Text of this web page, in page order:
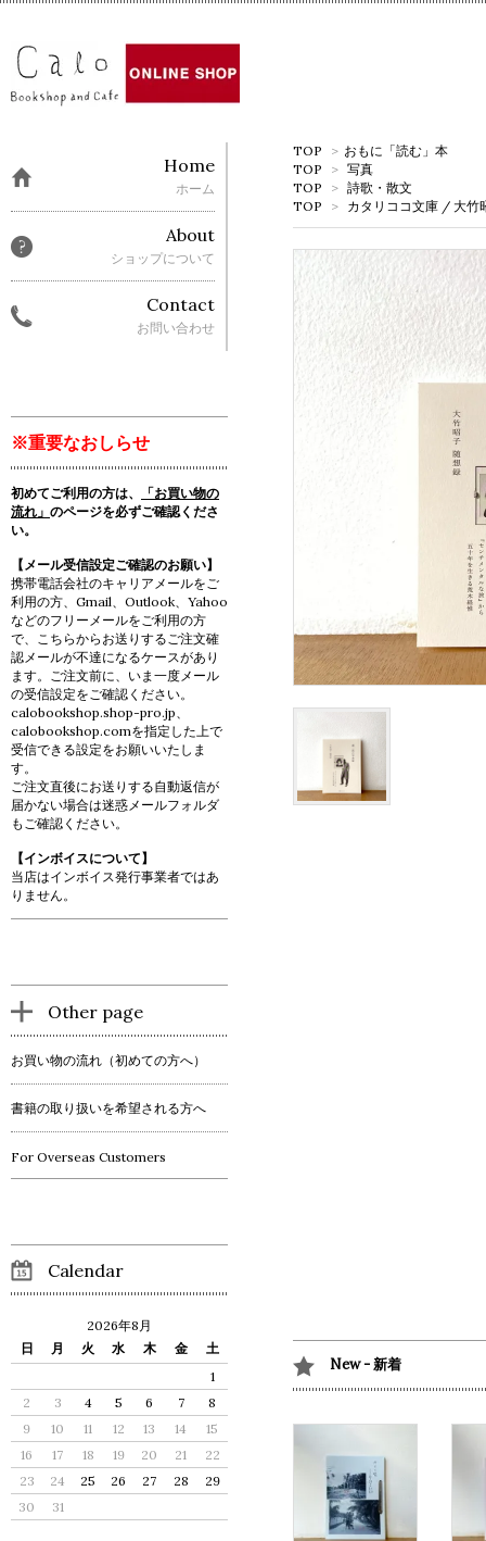
TOP > おもに「読む」本
TOP
> 写真
TOP
> 詩歌・散文
TOP
> カタリココ文庫 / 大竹
New - 新着
Home
ホーム
About
ショップについて
Contact
お問い合わせ
※重要なおしらせ
初めてご利用の方は、
「お買い物の
流れ」 のページを必ずご確認くださ
い。
【メール受信設定ご確認のお願い】
携帯電話会社のキャリアメールをご
利用の方、Gmail、Outlook、Yahoo
などのフリーメールをご利用の方
で、こちらからお送りするご注文確
認メールが不達になるケースがあり
ます。ご注文前に、いま一度メール
の受信設定をご確認ください。
calobookshop.shop-pro.jp、
calobookshop.comを指定した上で
受信できる設定をお願いいたしま
す。
ご注文直後にお送りする自動返信が
届かない場合は迷惑メールフォルダ
もご確認ください。
【インボイスについて】
当店はインボイス発行事業者ではあ
りません。
Other page
お買い物の流れ（初めての方へ）
書籍の取り扱いを希望される方へ
For Overseas Customers
Calendar
2026年8月
日
月 火 水 木 金
土
1
2
3 4 5 6 7
8
9
10 11 12 13 14
15
16
17 18 19 20 21
22
23
24 25 26 27 28
29
30
31